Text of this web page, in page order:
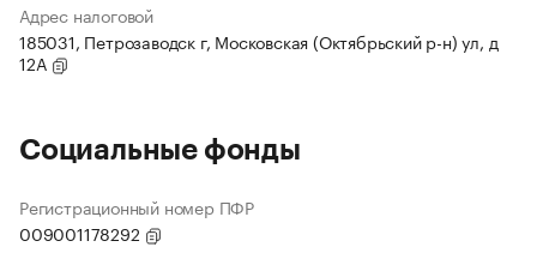
Адрес налоговой
185031, Петрозаводск г, Московская (Октябрьский р-н) ул, д
12А
Социальные фонды
Регистрационный номер ПФР
009001178292